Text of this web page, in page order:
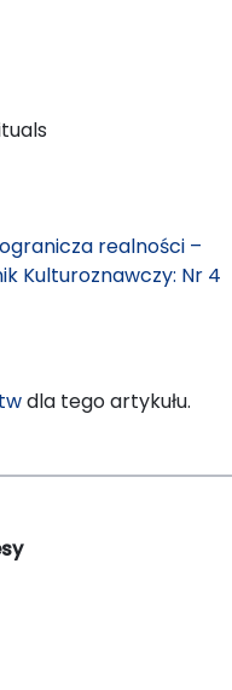
realności –
Kulturoznawczy: Nr 4
dla tego artykułu.